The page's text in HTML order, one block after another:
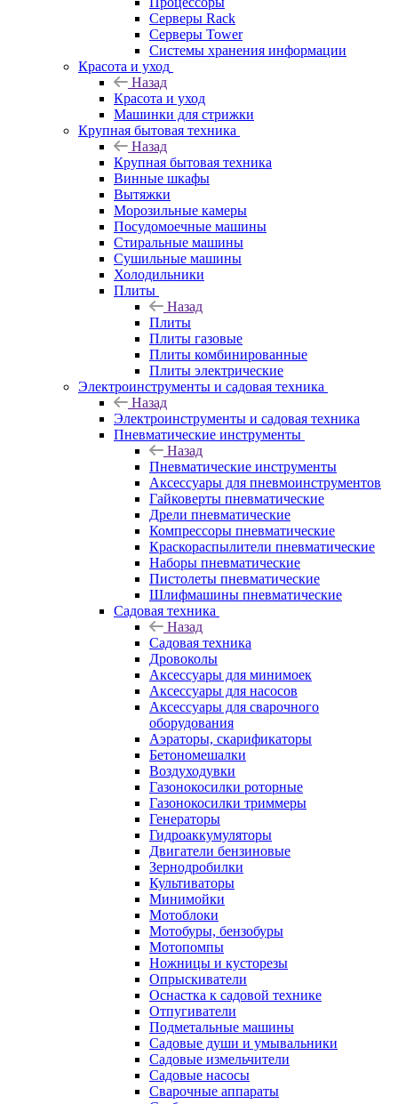
Серверы Rack
Серверы Tower
Системы хранения информации
Красота и уход
Назад
Красота и уход
Машинки для стрижки
Крупная бытовая техника
Назад
Крупная бытовая техника
Винные шкафы
Вытяжки
Морозильные камеры
Посудомоечные машины
Стиральные машины
Сушильные машины
Холодильники
Плиты
Назад
Плиты
Плиты газовые
Плиты комбинированные
Плиты электрические
Электроинструменты и садовая техника
Назад
Электроинструменты и садовая техника
Пневматические инструменты
Назад
Пневматические инструменты
Аксессуары для пневмоинструментов
Гайковерты пневматические
Дрели пневматические
Компрессоры пневматические
Краскораспылители пневматические
Наборы пневматические
Пистолеты пневматические
Шлифмашины пневматические
Садовая техника
Назад
Садовая техника
Дровоколы
Аксессуары для минимоек
Аксессуары для насосов
Аксессуары для сварочного
оборудования
Аэраторы, скарификаторы
Бетономешалки
Воздуходувки
Газонокосилки роторные
Газонокосилки триммеры
Генераторы
Гидроаккумуляторы
Двигатели бензиновые
Зернодробилки
Культиваторы
Минимойки
Мотоблоки
Мотобуры, бензобуры
Мотопомпы
Ножницы и кусторезы
Опрыскиватели
Оснастка к садовой технике
Отпугиватели
Подметальные машины
Садовые души и умывальники
Садовые измельчители
Садовые насосы
Сварочные аппараты